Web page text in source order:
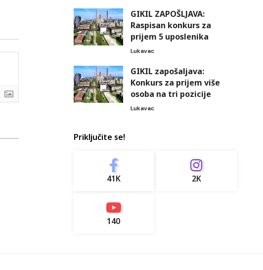
GIKIL ZAPOŠLJAVA:
Raspisan konkurs za
prijem 5 uposlenika
Lukavac
GIKIL zapošaljava:
Konkurs za prijem više
osoba na tri pozicije
Lukavac
Priključite se!
41K 2K
140